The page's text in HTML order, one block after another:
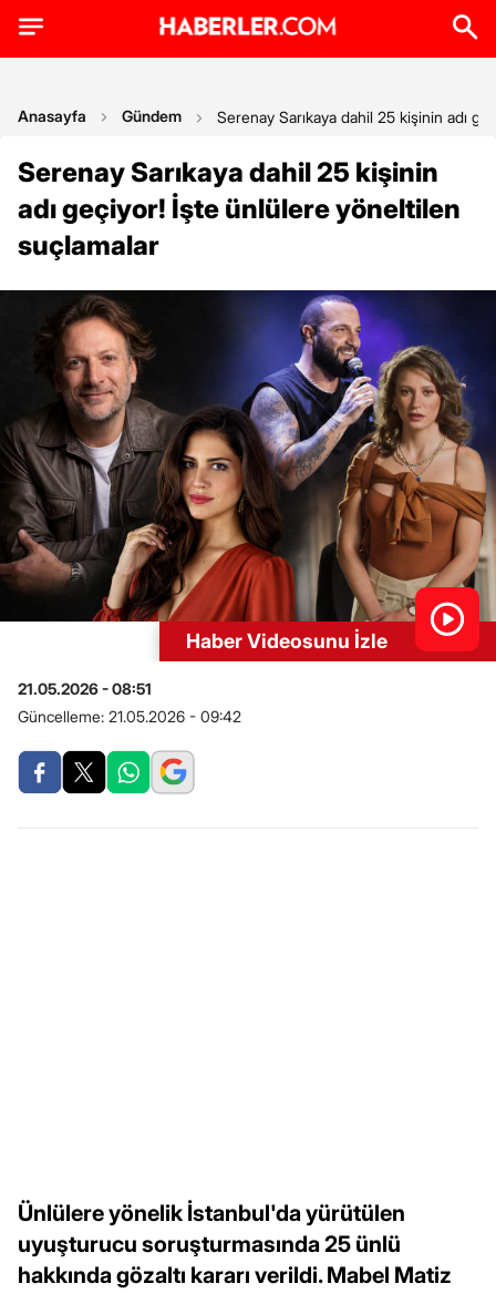
Anasayfa Gündem Serenay Sarıkaya dahil 25 kişinin adı
Serenay Sarıkaya dahil 25 kişinin
adı geçiyor! İşte ünlülere yöneltilen
suçlamalar
Haber Videosunu İzle
21.05.2026 - 08:51
Güncelleme: 21.05.2026 - 09:42
Ünlülere yönelik İstanbul'da yürütülen
uyuşturucu soruşturmasında 25 ünlü
hakkında gözaltı kararı verildi. Mabel Matiz